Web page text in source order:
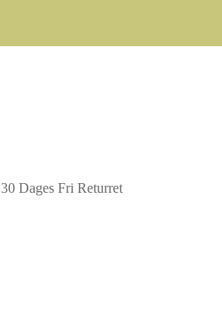
30 Dages Fri Returret